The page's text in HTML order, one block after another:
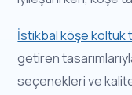
İstikbal köşe koltuk
getiren
seçenekleri ve